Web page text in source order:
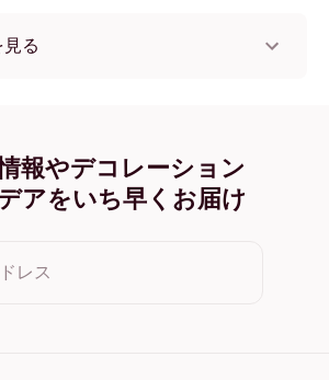
イトルを入れて、思い出のストーリーを
る
トブック
ック
ク
ク
ム
報やデコレーション
アをいち早くお届け
レス